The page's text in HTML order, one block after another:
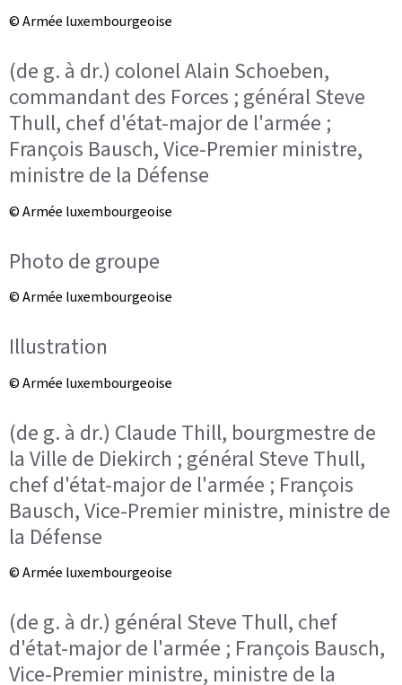
© Armée luxembourgeoise
(de g. à dr.) colonel Alain Schoeben,
commandant des Forces ; général Steve
Thull, chef d'état-major de l'armée ;
François Bausch, Vice-Premier ministre,
ministre de la Défense
© Armée luxembourgeoise
Photo de groupe
© Armée luxembourgeoise
Illustration
© Armée luxembourgeoise
(de g. à dr.) Claude Thill, bourgmestre de
la Ville de Diekirch ; général Steve Thull,
chef d'état-major de l'armée ; François
Bausch, Vice-Premier ministre, ministre de
la Défense
© Armée luxembourgeoise
(de g. à dr.) général Steve Thull, chef
d'état-major de l'armée ; François Bausch,
Vice-Premier ministre, ministre de la